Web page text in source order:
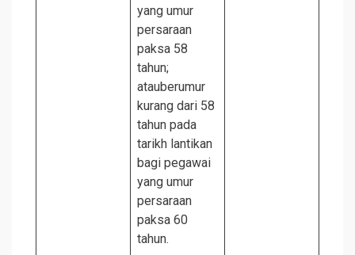
yang umur
persaraan
paksa 58
tahun;
atauberumur
kurang dari 58
tahun pada
tarikh lantikan
bagi pegawai
yang umur
persaraan
paksa 60
tahun.